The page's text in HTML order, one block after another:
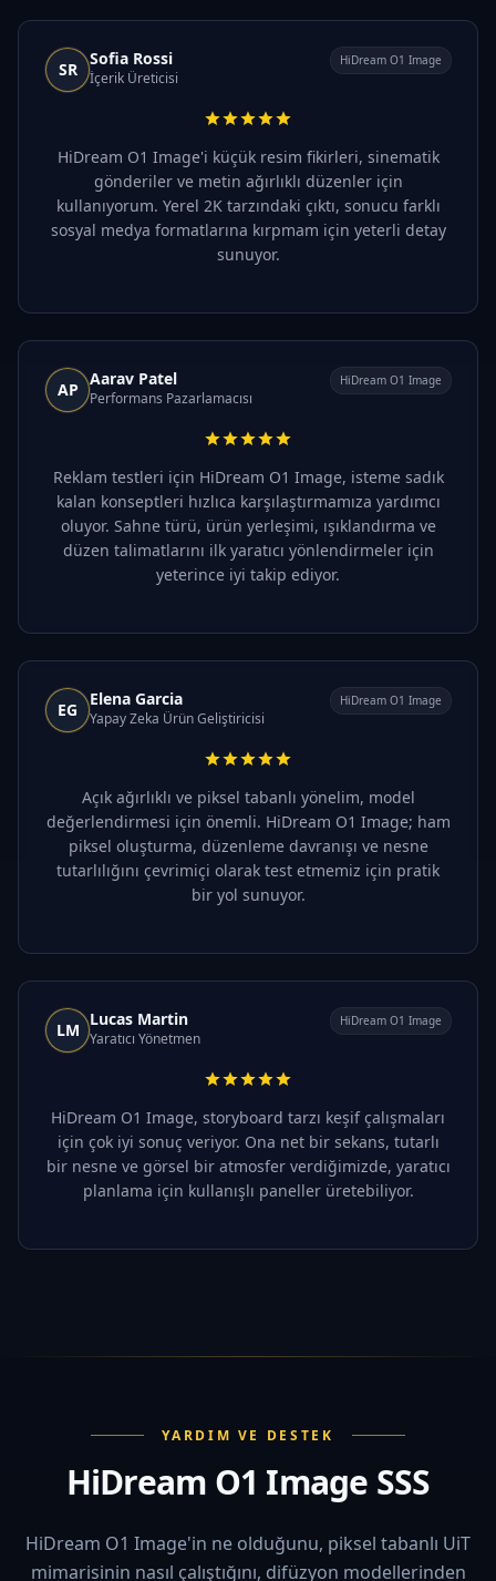
SR
Sofia Rossi
İçerik Üreticisi
HiDream O1 Image
HiDream O1 Image'i küçük resim fikirleri, sinematik
gönderiler ve metin ağırlıklı düzenler için
kullanıyorum. Yerel 2K tarzındaki çıktı, sonucu farklı
sosyal medya formatlarına kırpmam için yeterli detay
sunuyor.
AP
Aarav Patel
Performans Pazarlamacısı
HiDream O1 Image
Reklam testleri için HiDream O1 Image, isteme sadık
kalan konseptleri hızlıca karşılaştırmamıza yardımcı
oluyor. Sahne türü, ürün yerleşimi, ışıklandırma ve
düzen talimatlarını ilk yaratıcı yönlendirmeler için
yeterince iyi takip ediyor.
EG
Elena Garcia
Yapay Zeka Ürün Geliştiricisi
HiDream O1 Image
Açık ağırlıklı ve piksel tabanlı yönelim, model
değerlendirmesi için önemli. HiDream O1 Image; ham
piksel oluşturma, düzenleme davranışı ve nesne
tutarlılığını çevrimiçi olarak test etmemiz için pratik
bir yol sunuyor.
LM
Lucas Martin
Yaratıcı Yönetmen
HiDream O1 Image
HiDream O1 Image, storyboard tarzı keşif çalışmaları
için çok iyi sonuç veriyor. Ona net bir sekans, tutarlı
bir nesne ve görsel bir atmosfer verdiğimizde, yaratıcı
planlama için kullanışlı paneller üretebiliyor.
YARDIM VE DESTEK
HiDream O1 Image SSS
HiDream O1 Image'in ne olduğunu, piksel tabanlı UiT
mimarisinin nasıl çalıştığını, difüzyon modellerinden